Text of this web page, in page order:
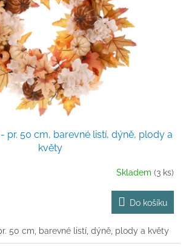
pr. 50 cm, barevné listí, dýně, plody a
květy
Skladem (3 ks)
Do košíku
50 cm, barevné listí, dýně, plody a květy